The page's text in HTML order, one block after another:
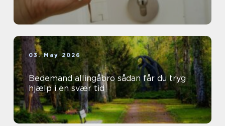
03. May 2026
Bedemand allingåbro sådan får du tryg
hjælp i en svær tid